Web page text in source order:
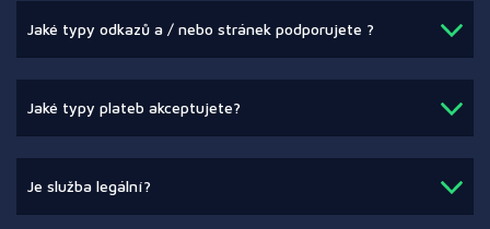
Jaké typy odkazů a / nebo stránek podporujete ?
Jaké typy plateb akceptujete?
Je služba legální?